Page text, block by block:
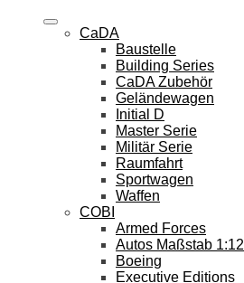
CaDA
Baustelle
Building Series
CaDA Zubehör
Geländewagen
Initial D
Master Serie
Militär Serie
Raumfahrt
Sportwagen
Waffen
COBI
Armed Forces
Autos Maßstab 1:12
Boeing
Executive Editions